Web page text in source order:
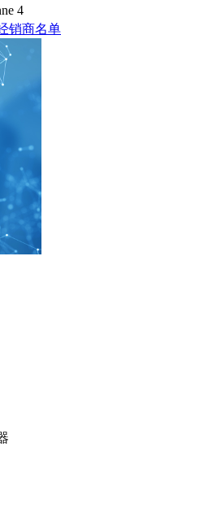
4
销商名单